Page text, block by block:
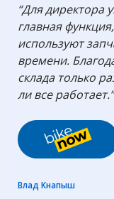
“Для директора
главная
используют
времени.
склада только
ли все работает.”
Влад Кнапыш